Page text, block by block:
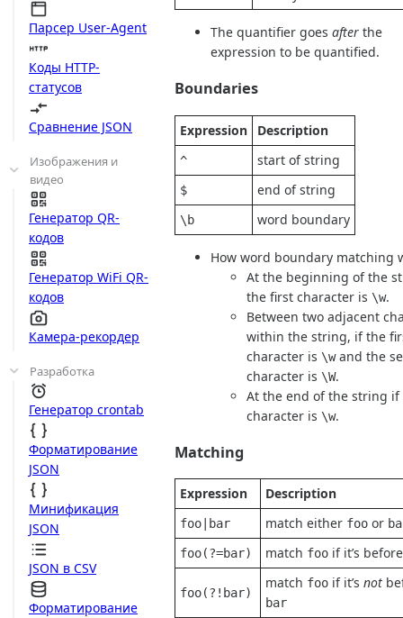
Парсер User-Agent
Коды HTTP-
статусов
Сравнение JSON
Изображения и
видео
Генератор QR-
кодов
Генератор WiFi QR-
кодов
Камера-рекордер
Разработка
Генератор crontab
Форматирование
JSON
Минификация
JSON
JSON в CSV
Форматирование
The quantifier goesafter the
expression to be quantified.
Boundaries
Expression Description
^ start of string
$ end of string
\b word boundary
How word boundary matching
At the beginning of the
the first character is \w.
Between two adjacent
within the string, if the
character is \wand the
character is \W.
At the end of the string if
character is \w.
Matching
Expression Description
foo|bar match either foo or
foo(?=bar) match foo if it’s
foo(?!bar)
match foo if it’snot
bar